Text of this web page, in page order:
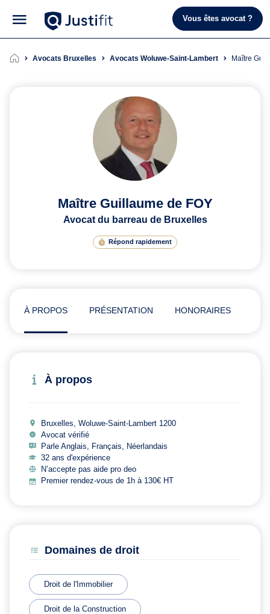
Vous êtes avocat ?
Avocats Bruxelles Avocats Woluwe-Saint-Lambert Maître
Maître Guillaume de FOY
Avocat du barreau de Bruxelles
Répond rapidement
À PROPOS PRÉSENTATION HONORAIRES
À propos
Bruxelles, Woluwe-Saint-Lambert 1200
Avocat vérifié
Parle Anglais, Français, Néerlandais
32 ans d'expérience
N’accepte pas aide pro deo
Premier rendez-vous de 1h à 130€ HT
Domaines de droit
Droit de l'Immobilier
Droit de la Construction